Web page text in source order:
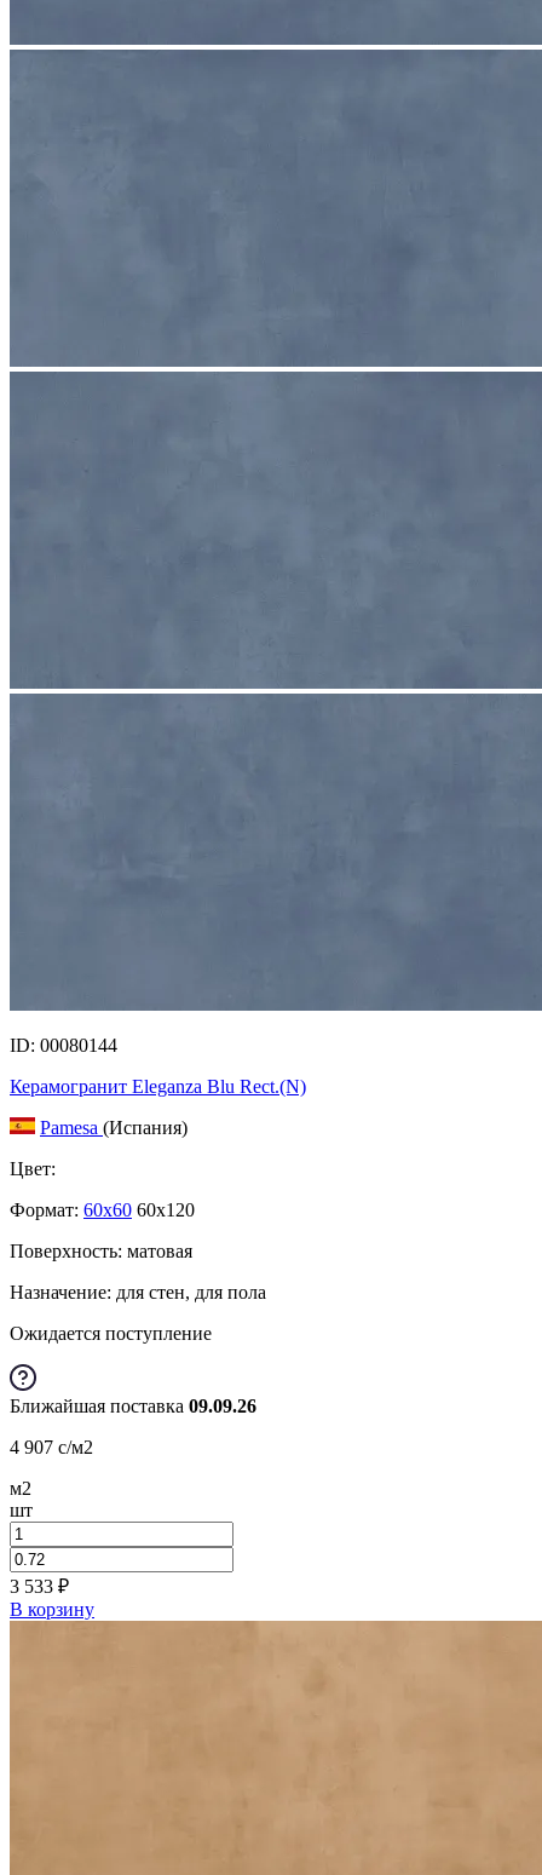
ID: 00080144
Керамогранит Eleganza Blu Rect.(N)
Pamesa (Испания)
Цвет:
Формат: 60x60 60x120
Поверхность: матовая
Назначение: для стен, для пола
Ожидается поступление
Ближайшая поставка 09.09.26
4 907 c/м2
м2
шт
3 533 ₽
В корзину